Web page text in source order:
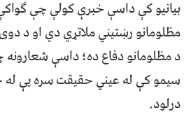
بیانیو کې داسې خبرې کولې چې
مظلومانو رښتیني ملاتړي دي او د
د مظلومانو دفاع ده؛ داسې
سیمو کې له عیني حقیقت سره یې له
درلود.